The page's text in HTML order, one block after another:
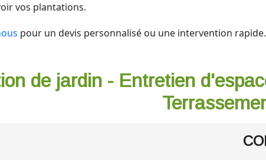
vos plantations.
pour un devis personnalisé ou une intervention rapide.
de jardin - Entretien